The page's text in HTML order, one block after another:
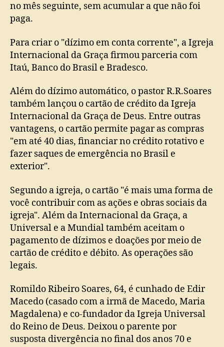
no mês seguinte, sem acumular a que não foi
paga.
Para criar o "dízimo em conta corrente", a Igreja
Internacional da Graça firmou parceria com
Itaú, Banco do Brasil e Bradesco.
Além do dízimo automático, o pastor R.R.Soares
também lançou o cartão de crédito da Igreja
Internacional da Graça de Deus. Entre outras
vantagens, o cartão permite pagar as compras
"em até 40 dias, financiar no crédito rotativo e
fazer saques de emergência no Brasil e
exterior".
Segundo a igreja, o cartão "é mais uma forma de
você contribuir com as ações e obras sociais da
igreja". Além da Internacional da Graça, a
Universal e a Mundial também aceitam o
pagamento de dízimos e doações por meio de
cartão de crédito e débito. As operações são
legais.
Romildo Ribeiro Soares, 64, é cunhado de Edir
Macedo (casado com a irmã de Macedo, Maria
Magdalena) e co-fundador da Igreja Universal
do Reino de Deus. Deixou o parente por
susposta divergência no final dos anos 70 e